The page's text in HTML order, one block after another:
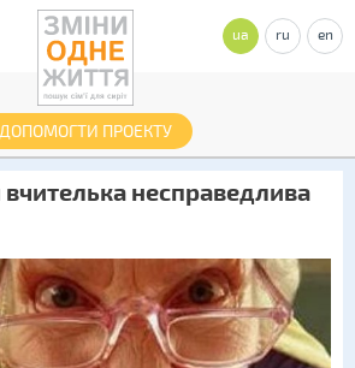
ДОПОМОГТИ ПРОЕКТУ
ua ru en
несправедлива